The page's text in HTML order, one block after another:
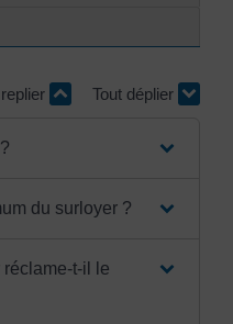
Tout déplier
du surloyer ?
t-il le